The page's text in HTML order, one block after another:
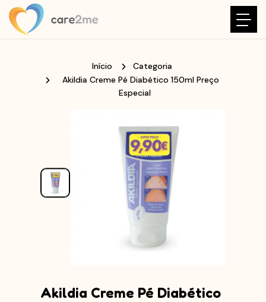
Início
Categoria
Akildia Creme Pé Diabético 150ml Preço
Especial
Akildia Creme Pé Diabético